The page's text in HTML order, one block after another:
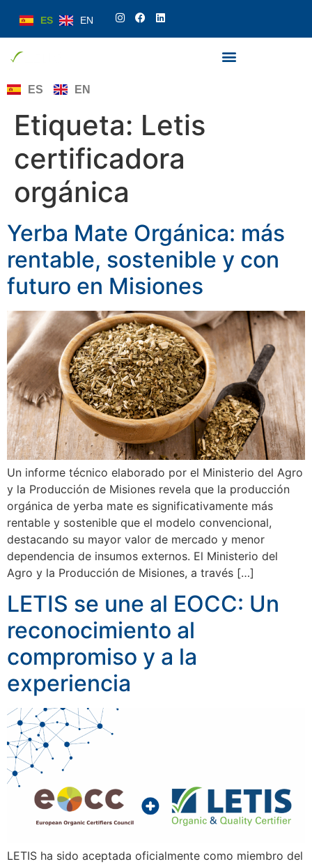
ES EN
ES EN
Etiqueta: Letis
certificadora
orgánica
Yerba Mate Orgánica: más
rentable, sostenible y con
futuro en Misiones
Un informe técnico elaborado por el Ministerio del Agro
y la Producción de Misiones revela que la producción
orgánica de yerba mate es significativamente más
rentable y sostenible que el modelo convencional,
destacando su mayor valor de mercado y menor
dependencia de insumos externos. El Ministerio del
Agro y la Producción de Misiones, a través […]
LETIS se une al EOCC: Un
reconocimiento al
compromiso y a la
experiencia
LETIS ha sido aceptada oficialmente como miembro del